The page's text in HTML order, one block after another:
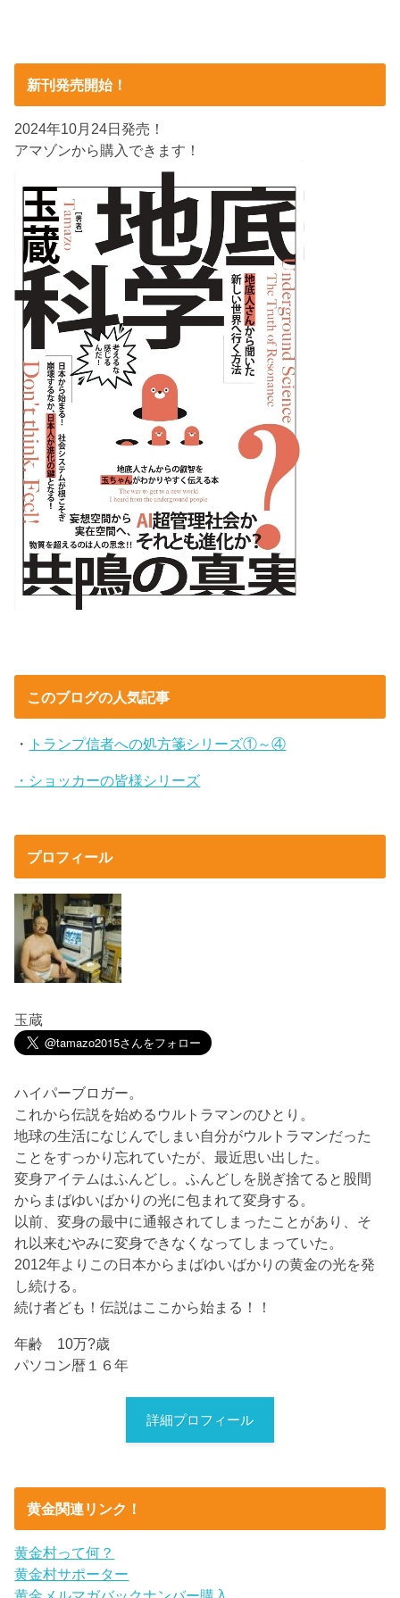
新刊発売開始！
2024年10月24日発売！
アマゾンから購入できます！
このブログの人気記事
・ トランプ信者への処方箋シリーズ①～④
・ショッカーの皆様シリーズ
プロフィール
玉蔵
ハイパーブロガー。
これから伝説を始めるウルトラマンのひとり。
地球の生活になじんでしまい自分がウルトラマンだった
ことをすっかり忘れていたが、最近思い出した。
変身アイテムはふんどし。ふんどしを脱ぎ捨てると股間
からまばゆいばかりの光に包まれて変身する。
以前、変身の最中に通報されてしまったことがあり、そ
れ以来むやみに変身できなくなってしまっていた。
2012年よりこの日本からまばゆいばかりの黄金の光を発
し続ける。
続け者ども！伝説はここから始まる！！
年齢 10万?歳
パソコン暦１６年
詳細プロフィール
黄金関連リンク！
黄金村って何？
黄金村サポーター